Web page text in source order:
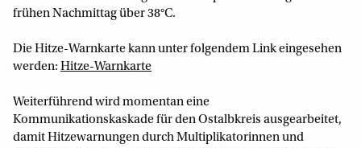
frühen Nachmittag über 38°C.
Die Hitze-Warnkarte kann unter folgendem Link eingesehen
werden: Hitze-Warnkarte
Weiterführend wird momentan eine
Kommunikationskaskade für den Ostalbkreis ausgearbeitet,
damit Hitzewarnungen durch Multiplikatorinnen und